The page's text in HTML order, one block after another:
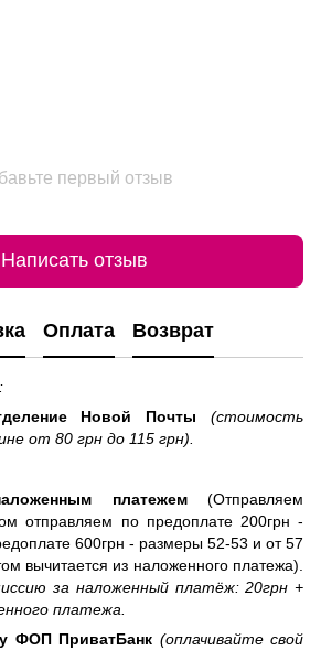
первый отзыв
Написать отзыв
Оплата Возврат
Новой Почты
(стоимость
от 80 грн до 115 грн).
платежем(Отправляем
отправляем по предоплате 200грн -
600грн - размеры 52-53 и от 57
вычитается из наложенного платежа).
за наложенный платёж: 20грн +
платежа.
ФОП ПриватБанк (оплачивайте свой